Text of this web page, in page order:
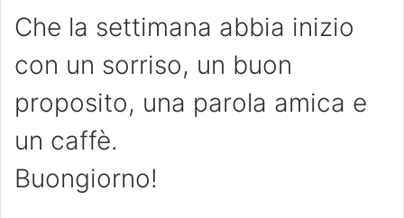
Che la settimana abbia inizio
con un sorriso, un buon
proposito, una parola amica e
un caffè.
Buongiorno!